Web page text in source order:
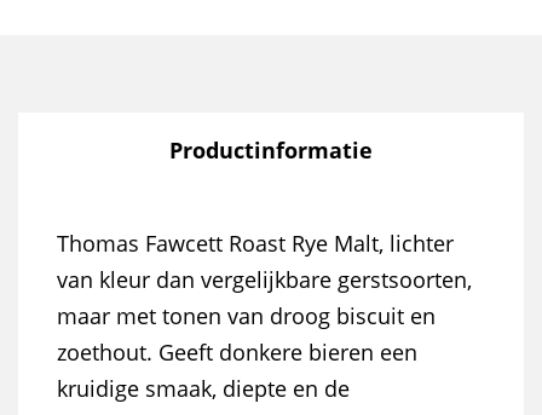
Productinformatie
Thomas Fawcett Roast Rye Malt, lichter
van kleur dan vergelijkbare gerstsoorten,
maar met tonen van droog biscuit en
zoethout. Geeft donkere bieren een
kruidige smaak, diepte en de